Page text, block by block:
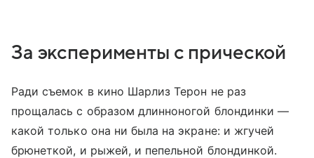
За эксперименты с прической
Ради съемок в кино Шарлиз Терон не раз
прощалась с образом длинноногой блондинки —
какой только она ни была на экране: и жгучей
брюнеткой, и рыжей, и пепельной блондинкой.